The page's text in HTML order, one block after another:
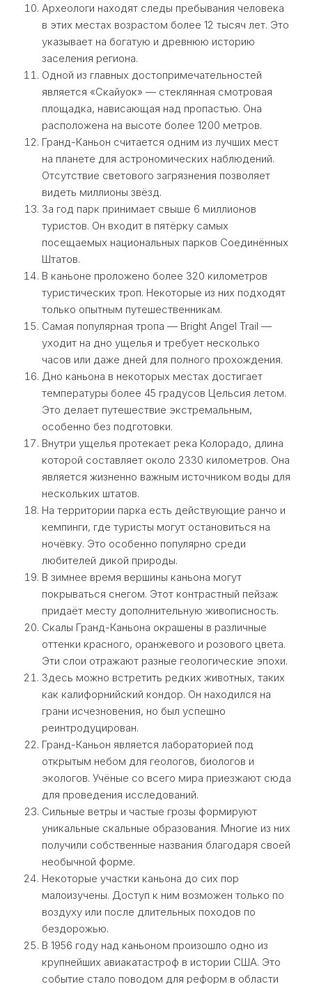
Археологи находят следы пребывания человека
в этих местах возрастом более 12 тысяч лет. Это
указывает на богатую и древнюю историю
заселения региона.
Одной из главных достопримечательностей
является «Скайуок» — стеклянная смотровая
площадка, нависающая над пропастью. Она
расположена на высоте более 1200 метров.
Гранд-Каньон считается одним из лучших мест
на планете для астрономических наблюдений.
Отсутствие светового загрязнения позволяет
видеть миллионы звёзд.
За год парк принимает свыше 6 миллионов
туристов. Он входит в пятёрку самых
посещаемых национальных парков Соединённых
Штатов.
В каньоне проложено более 320 километров
туристических троп. Некоторые из них подходят
только опытным путешественникам.
Самая популярная тропа — Bright Angel Trail —
уходит на дно ущелья и требует несколько
часов или даже дней для полного прохождения.
Дно каньона в некоторых местах достигает
температуры более 45 градусов Цельсия летом.
Это делает путешествие экстремальным,
особенно без подготовки.
Внутри ущелья протекает река Колорадо, длина
которой составляет около 2330 километров. Она
является жизненно важным источником воды для
нескольких штатов.
На территории парка есть действующие ранчо и
кемпинги, где туристы могут остановиться на
ночёвку. Это особенно популярно среди
любителей дикой природы.
В зимнее время вершины каньона могут
покрываться снегом. Этот контрастный пейзаж
придаёт месту дополнительную живописность.
Скалы Гранд-Каньона окрашены в различные
оттенки красного, оранжевого и розового цвета.
Эти слои отражают разные геологические эпохи.
Здесь можно встретить редких животных, таких
как калифорнийский кондор. Он находился на
грани исчезновения, но был успешно
реинтродуцирован.
Гранд-Каньон является лабораторией под
открытым небом для геологов, биологов и
экологов. Учёные со всего мира приезжают сюда
для проведения исследований.
Сильные ветры и частые грозы формируют
уникальные скальные образования. Многие из них
получили собственные названия благодаря своей
необычной форме.
Некоторые участки каньона до сих пор
малоизучены. Доступ к ним возможен только по
воздуху или после длительных походов по
бездорожью.
В 1956 году над каньоном произошло одно из
крупнейших авиакатастроф в истории США. Это
событие стало поводом для реформ в области